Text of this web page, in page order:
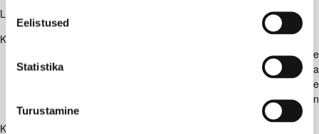
Eelistused
Statistika
Turustamine
Lisaks soovitame
Kirjeldus
Kõige ilusamas õunaaias kasvab ka mõni kena kirsipuu. Natuke
kirsimahla teeb õunamahlajoogi ainult maitsvamaks ja
erksamaks. Kui õunad oleks kandilised, oleks neid hea riiulile
ritta laduda ja väikseks värskenduseks ampsata. Õnneks on
Limpal asenduseks pakkuda lonksuke mahlajooki!
Koostisosad